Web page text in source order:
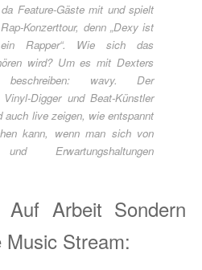
Feature-Gäste mit und spielt
Konzerttour, denn „Dexy ist
Rapper“. Wie sich das
wird? Um es mit Dexters
wavy. Der
Vinyl-Digger und Beat-Künstler
auch live zeigen, wie entspannt
kann, wenn man sich von
Erwartungshaltungen
Auf Arbeit Sondern
Music Stream: